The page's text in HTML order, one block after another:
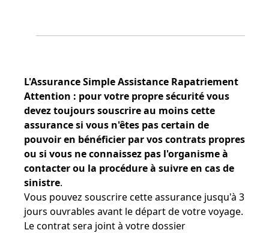
L'Assurance Simple Assistance Rapatriement
Attention : pour votre propre sécurité vous
devez toujours souscrire au moins cette
assurance si vous n'êtes pas certain de
pouvoir en bénéficier par vos contrats propres
ou si vous ne connaissez pas l'organisme à
contacter ou la procédure à suivre en cas de
sinistre.
Vous pouvez souscrire cette assurance jusqu'à 3
jours ouvrables avant le départ de votre voyage.
Le contrat sera joint à votre dossier